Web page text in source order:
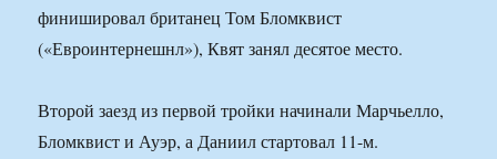
финишировал британец Том Бломквист
(«Евроинтернешнл»), Квят занял десятое место.
Второй заезд из первой тройки начинали Марчьелло,
Бломквист и Ауэр, а Даниил стартовал 11-м.